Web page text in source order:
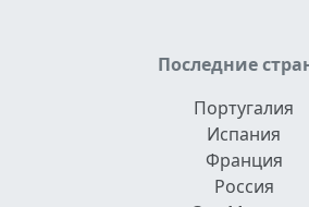
Последние
Португалия
Испания
Франция
Россия